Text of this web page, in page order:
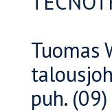
Tuomas
puh.